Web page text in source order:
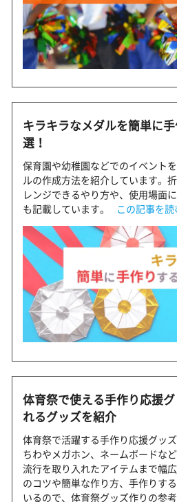
キラキラなメダルを簡単に
選！
保育園や幼稚園などでのイベント
ルの作成方法を紹介しています。
レンジできるやり方や、使用場面
も記載しています。
この記事を読
体育祭で使える手作り応援
れるグッズを紹介
体育祭で活躍する手作り応援グッ
ちわやメガホン、ネームボードな
流行を取り入れたアイテムまで幅
のコツや簡単な作り方、手作りす
いるので、体育祭グッズ作りの参